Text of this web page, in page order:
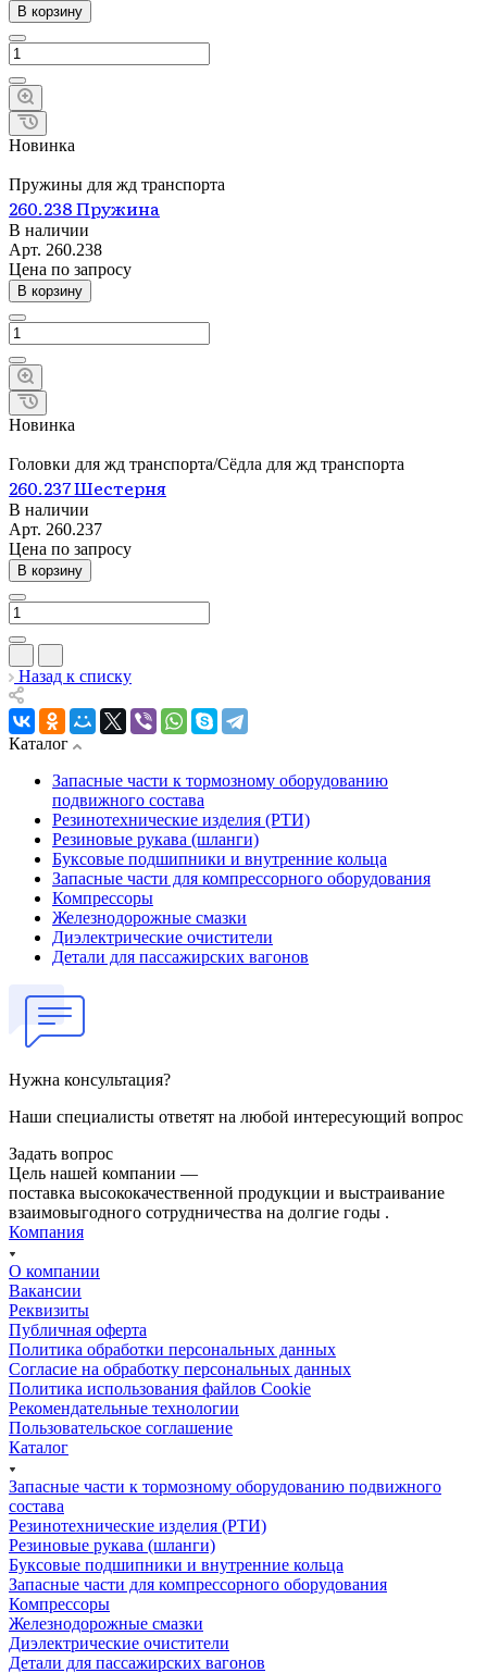
В корзину
Новинка
Пружины для жд транспорта
260.238 Пружина
В наличии
Арт. 260.238
Цена по запросу
В корзину
Новинка
Головки для жд транспорта/Сёдла для жд транспорта
260.237 Шестерня
В наличии
Арт. 260.237
Цена по запросу
В корзину
Назад к списку
Каталог
Запасные части к тормозному оборудованию
подвижного состава
Резинотехнические изделия (РТИ)
Резиновые рукава (шланги)
Буксовые подшипники и внутренние кольца
Запасные части для компрессорного оборудования
Компрессоры
Железнодорожные смазки
Диэлектрические очистители
Детали для пассажирских вагонов
Нужна консультация?
Наши специалисты ответят на любой интересующий вопрос
Задать вопрос
Цель нашей компании —
поставка высококачественной продукции и выстраивание
взаимовыгодного сотрудничества на долгие годы .
Компания
О компании
Вакансии
Реквизиты
Публичная оферта
Политика обработки персональных данных
Cогласие на обработку персональных данных
Политика использования файлов Cookie
Рекомендательные технологии
Пользовательское соглашение
Каталог
Запасные части к тормозному оборудованию подвижного
состава
Резинотехнические изделия (РТИ)
Резиновые рукава (шланги)
Буксовые подшипники и внутренние кольца
Запасные части для компрессорного оборудования
Компрессоры
Железнодорожные смазки
Диэлектрические очистители
Детали для пассажирских вагонов